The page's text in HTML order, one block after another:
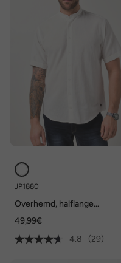
JP1880
Overhemd, halflange
opstaande kraag, modern fit
49,99€
4.8
(29)